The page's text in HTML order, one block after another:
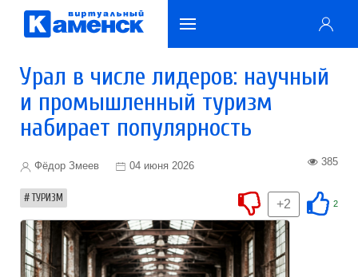
Урал в числе лидеров: научный
и промышленный туризм
набирает популярность
Фёдор Змеев 04 июня 2026 385
ТУРИЗМ 2
+2